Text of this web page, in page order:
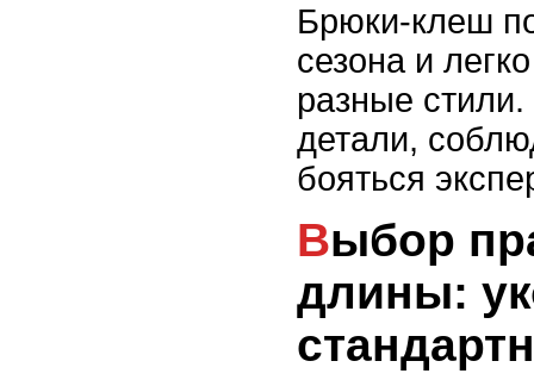
Брюки-клеш
сезона и
разные
детали,
бояться
Выбор правильной
длины: